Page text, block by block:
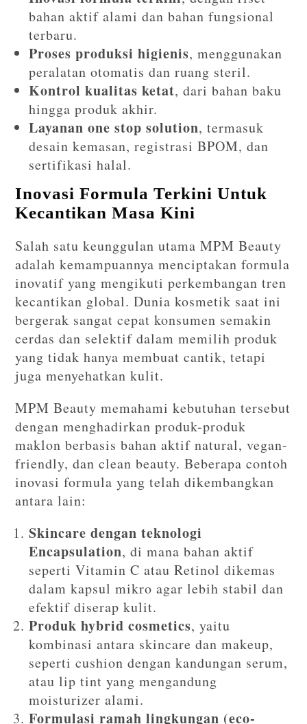
bahan aktif alami dan bahan fungsional
terbaru.
Proses produksi higienis, menggunakan
peralatan otomatis dan ruang steril.
Kontrol kualitas ketat, dari bahan baku
hingga produk akhir.
Layanan one stop solution, termasuk
desain kemasan, registrasi BPOM, dan
sertifikasi halal.
Inovasi Formula Terkini Untuk
Kecantikan Masa Kini
Salah satu keunggulan utama MPM Beauty
adalah kemampuannya menciptakan formula
inovatif yang mengikuti perkembangan tren
kecantikan global. Dunia kosmetik saat ini
bergerak sangat cepat konsumen semakin
cerdas dan selektif dalam memilih produk
yang tidak hanya membuat cantik, tetapi
juga menyehatkan kulit.
MPM Beauty memahami kebutuhan tersebut
dengan menghadirkan produk-produk
maklon berbasis bahan aktif natural, vegan-
friendly, dan clean beauty. Beberapa contoh
inovasi formula yang telah dikembangkan
antara lain:
Skincare dengan teknologi
Encapsulation, di mana bahan aktif
seperti Vitamin C atau Retinol dikemas
dalam kapsul mikro agar lebih stabil dan
efektif diserap kulit.
Produk hybrid cosmetics, yaitu
kombinasi antara skincare dan makeup,
seperti cushion dengan kandungan serum,
atau lip tint yang mengandung
moisturizer alami.
Formulasi ramah lingkungan (eco-